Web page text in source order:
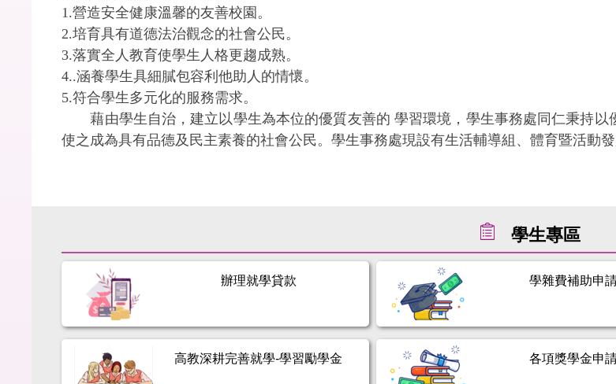
1.營造安全健康溫馨的友善校園。
2.培育具有道德法治觀念的社會公民。
3.落實全人教育使學生人格更趨成熟。
4..涵養學生具細膩包容利他助人的情懷。
5.符合學生多元化的服務需求。
藉由學生自治，建立以學生為本位的優質友善的 學習環境，學生事務處同仁秉持以
使之成為具有品德及民主素養的社會公民。學生事務處現設有生活輔導組、體育暨活動
學生專區
辦理就學貸款 學雜費補助申
高教深耕完善就學-學習勵學金 各項獎學金申